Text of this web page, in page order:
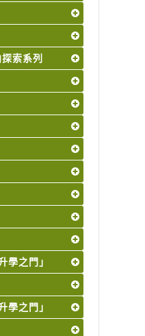
索系列
學之門」
學之門」